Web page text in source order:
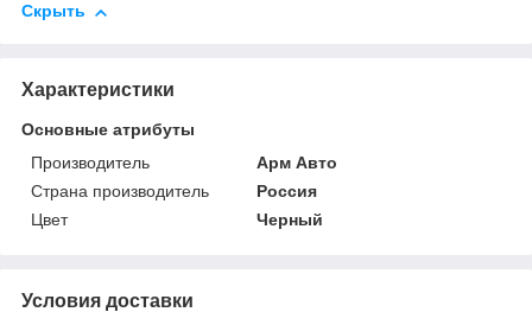
Скрыть
Характеристики
Основные атрибуты
Производитель
Арм Авто
Страна производитель
Россия
Цвет
Черный
Условия доставки